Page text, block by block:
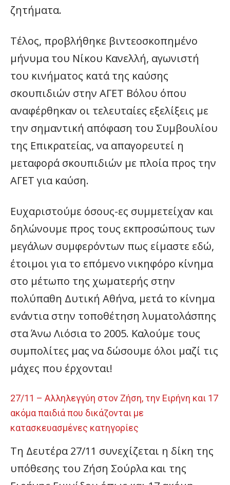
ζητήματα.
Τέλος, προβλήθηκε βιντεοσκοπημένο
μήνυμα του Νίκου Κανελλή, αγωνιστή
του κινήματος κατά της καύσης
σκουπιδιών στην ΑΓΕΤ Βόλου όπου
αναφέρθηκαν οι τελευταίες εξελίξεις με
την σημαντική απόφαση του Συμβουλίου
της Επικρατείας, να απαγορευτεί η
μεταφορά σκουπιδιών με πλοία προς την
ΑΓΕΤ για καύση.
Ευχαριστούμε όσους-ες συμμετείχαν και
δηλώνουμε προς τους εκπροσώπους των
μεγάλων συμφερόντων πως είμαστε εδώ,
έτοιμοι για το επόμενο νικηφόρο κίνημα
στο μέτωπο της χωματερής στην
πολύπαθη Δυτική Αθήνα, μετά το κίνημα
ενάντια στην τοποθέτηση λυματολάσπης
στα Άνω Λιόσια το 2005. Καλούμε τους
συμπολίτες μας να δώσουμε όλοι μαζί τις
μάχες που έρχονται!
27/11 – Αλληλεγγύη στον Ζήση, την Ειρήνη και 17
ακόμα παιδιά που δικάζονται με
κατασκευασμένες κατηγορίες
Τη Δευτέρα 27/11 συνεχίζεται η δίκη της
υπόθεσης του Ζήση Σούρλα και της